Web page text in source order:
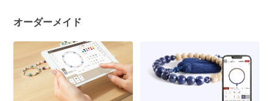
オーダーメイド